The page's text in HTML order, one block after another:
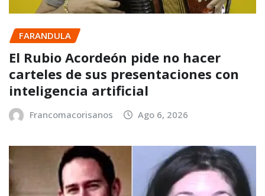
FARANDULA
El Rubio Acordeón pide no hacer
carteles de sus presentaciones con
inteligencia artificial
Francomacorisanos Ago 6, 2026